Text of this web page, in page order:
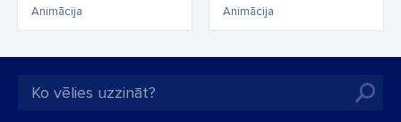
Mošķu brīvdienas
Animācija Animācija